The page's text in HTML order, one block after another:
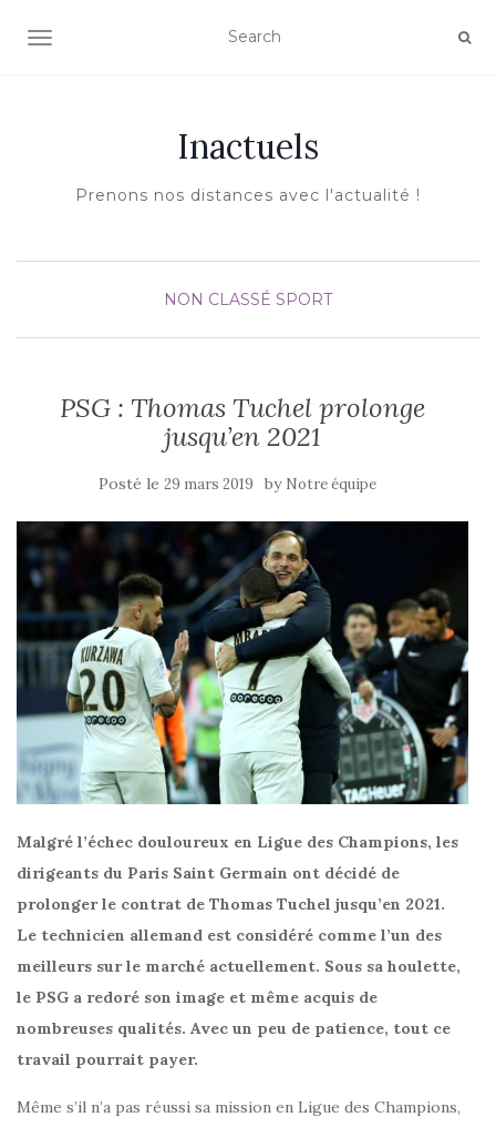
AFFICHER/MASQUER LA NAVIGATION
Inactuels
Prenons nos distances avec l'actualité !
NON CLASSÉ SPORT
PSG : Thomas Tuchel prolonge
jusqu’en 2021
Posté le 29 mars 2019 by Notre équipe
Malgré l’échec douloureux en Ligue des Champions, les
dirigeants du Paris Saint Germain ont décidé de
prolonger le contrat de Thomas Tuchel jusqu’en 2021.
Le technicien allemand est considéré comme l’un des
meilleurs sur le marché actuellement. Sous sa houlette,
le PSG a redoré son image et même acquis de
nombreuses qualités. Avec un peu de patience, tout ce
travail pourrait payer.
Même s’il n’a pas réussi sa mission en Ligue des Champions,